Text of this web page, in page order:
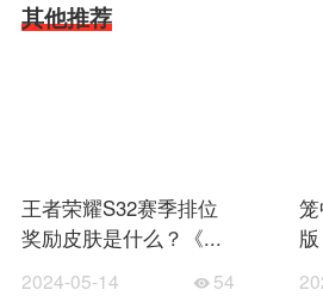
其他推荐
王者荣耀S32赛季排位
奖励皮肤是什么？《...
2024-05-14 54